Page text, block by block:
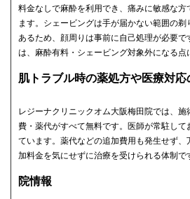
料金なしで麻酔を利用でき、痛みに敏感な
ます。シェービングは手が届かない範囲の
あるため、顔周りは事前に自己処理が必要
は、麻酔有料・シェービング対象外になる点
肌トラブル時の薬処方や医療対応
レジーナクリニックオム大阪梅田院では、
費・薬代がすべて無料です。医師が常駐して
ています。薬代などの追加費用も発生せず
加料金を気にせずに治療を受けられる体制で
院情報